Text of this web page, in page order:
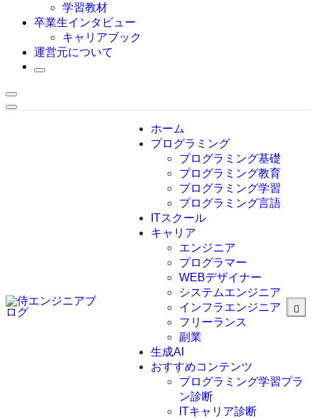
学習教材
卒業生インタビュー
キャリアブック
運営元について
ホーム
プログラミング
プログラミング基礎
プログラミング教育
プログラミング学習
プログラミング言語
C言語
C#
VBA
Go言語
Kotlin
Java
JavaScript
Swift
Ruby
ITスクール
キャリア
エンジニア
プログラマー
WEBデザイナー
システムエンジニア
インフラエンジニア
フリーランス
副業
生成AI
おすすめコンテンツ
プログラミング学習プラ
ン診断
ITキャリア診断